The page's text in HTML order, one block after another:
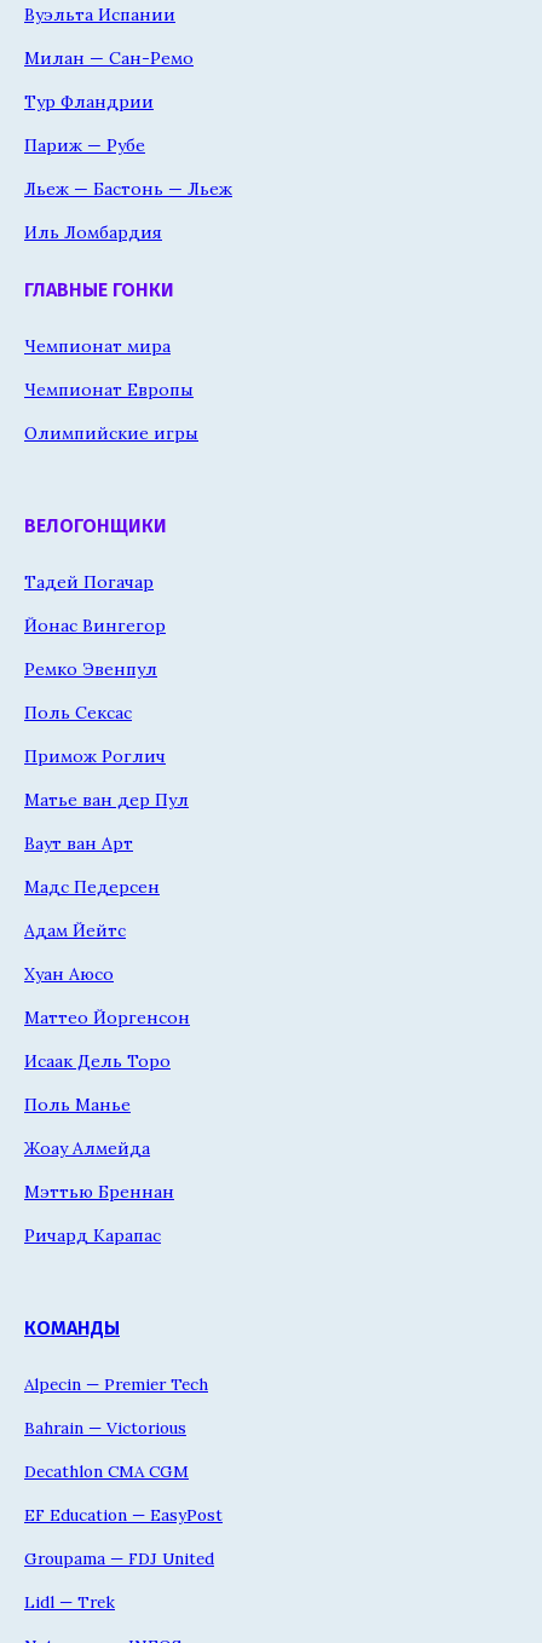
Вуэльта Испании
Милан — Сан-Ремо
Тур Фландрии
Париж — Рубе
Льеж — Бастонь — Льеж
Иль Ломбардия
ГЛАВНЫЕ ГОНКИ
Чемпионат мира
Чемпионат Европы
Олимпийские игры
ВЕЛОГОНЩИКИ
Тадей Погачар
Йонас Вингегор
Ремко Эвенпул
Поль Сексас
Примож Роглич
Матье ван дер Пул
Ваут ван Арт
Мадс Педерсен
Адам Йейтс
Хуан Аюсо
Маттео Йоргенсон
Исаак Дель Торо
Поль Манье
Жоау Алмейда
Мэттью Бреннан
Ричард Карапас
КОМАНДЫ
Alpecin — Premier Tech
Bahrain — Victorious
Decathlon CMA CGM
EF Education — EasyPost
Groupama — FDJ United
Lidl — Trek